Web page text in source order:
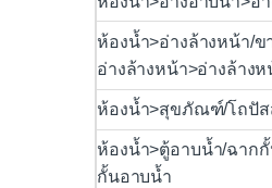
ห้องน้ำ>อ่างล้างหน้า/ข
อ่างล้างหน้า>อ่างล้างห
ห้องน้ำ>สุขภัณฑ์/โถปั
ห้องน้ำ>ตู้อาบน้ำ/ฉาก
กั้นอาบน้ำ